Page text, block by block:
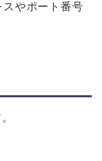
やポート番号